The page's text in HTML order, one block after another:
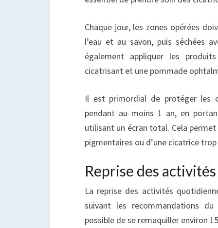
Chaque jour, les zones opérées
l’eau et au savon, puis séchées
également appliquer les
cicatrisant et une pommade
Il est primordial de protéger les
pendant au moins 1 an, en
utilisant un écran total. Cela
pigmentaires ou d’une cicatrice trop
Reprise des activités
La reprise des activités
suivant les recommandations
possible de se remaquiller environ